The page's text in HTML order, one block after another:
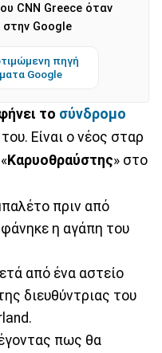
CNN Greece όταν
στην Google
πηγή
Google
το σύνδρομο
Είναι ο νέος σταρ
«Καρυοθραύστης» στο
πριν από
η αγάπη του
από ένα αστείο
διευθύντριας του
πως θα